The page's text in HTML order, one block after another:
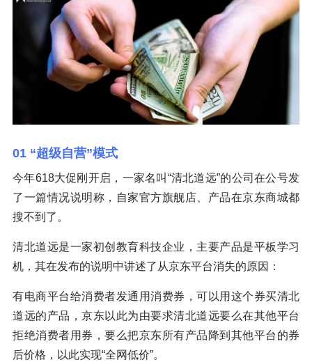
01 “超级自营”模式
今年618大促刚开启，一家名叫“清北道远”的公司在公号发
了一篇情况说明称，自家官方旗舰店、产品在京东商城都
搜不到了。
清北道远是一家初创教育科技企业，主要产品是平板学习
机，其在发布的说明中讲述了从京东平台消失的原因：
有电商平台给消费者发通用消费券，可以用这个券买清北
道远的产品，京东以此为由要求清北道远要么在其他平台
拒绝消费者用券，要么把京东所有产品降到其他平台的券
后价格，以此实现“全网低价”。